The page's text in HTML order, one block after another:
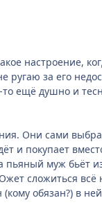
настроение,
ругаю за его
то ещё душно и
Они сами
и покупает
пьяный муж бьёт
сложиться всё
обязан?) в